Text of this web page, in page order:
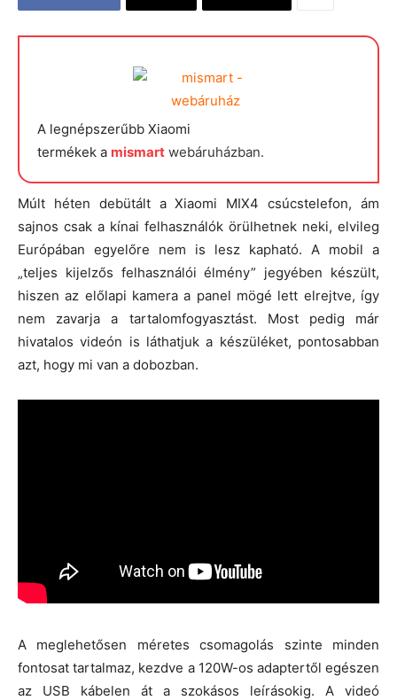
A legnépszerűbb Xiaomi
termékek a mismart webáruházban.
Múlt héten debütált a Xiaomi MIX4 csúcstelefon, ám
sajnos csak a kínai felhasználók örülhetnek neki, elvileg
Európában egyelőre nem is lesz kapható. A mobil a
„teljes kijelzős felhasználói élmény” jegyében készült,
hiszen az előlapi kamera a panel mögé lett elrejtve, így
nem zavarja a tartalomfogyasztást. Most pedig már
hivatalos videón is láthatjuk a készüléket, pontosabban
azt, hogy mi van a dobozban.
A meglehetősen méretes csomagolás szinte minden
fontosat tartalmaz, kezdve a 120W-os adaptertől egészen
az USB kábelen át a szokásos leírásokig. A videó